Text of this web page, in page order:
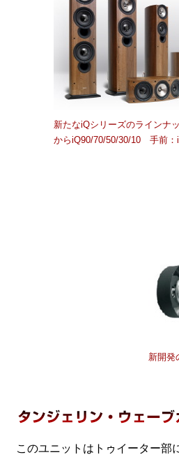
新たなiQシリーズのラインナ
からiQ90/70/50/30/10 手前：
新開発
このユニットはトゥイーター部